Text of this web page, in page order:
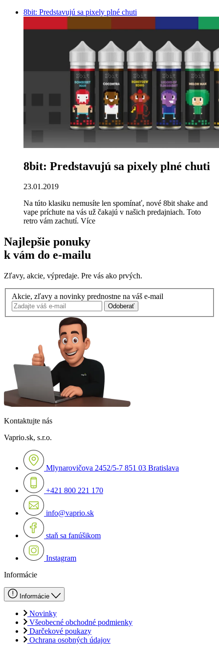
8bit: Predstavujú sa pixely plné chuti
8bit: Predstavujú sa pixely plné chuti
23.01.2019
Na túto klasiku nemusíte len spomínať, nové 8bit shake and
vape príchute na vás už čakajú v našich predajniach. Toto
retro vám zachutí. Více
Najlepšie ponuky
k vám do e-mailu
Zľavy, akcie, výpredaje. Pre vás ako prvých.
Akcie, zľavy a novinky prednostne na váš e-mail
Odoberať
Kontaktujte nás
Vaprio.sk, s.r.o.
Mlynarovičova 2452/5-7 851 03 Bratislava
+421 800 221 170
info@vaprio.sk
staň sa fanúšikom
Instagram
Informácie
Informácie
Novinky
Všeobecné obchodné podmienky
Darčekové poukazy
Ochrana osobných údajov